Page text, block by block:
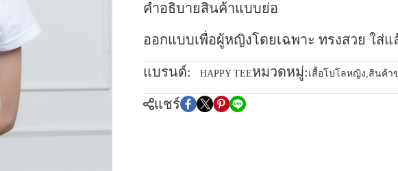
คำอธิบายสินค้าแบบย่อ
ออกแบบเพื่อผู้หญิงโดยเฉพาะ ทรงสวย ใส่
แบรนด์: HAPPY TEEหมวดหมู่: เสื้อโปโลหญิง,สินค้า
แชร์